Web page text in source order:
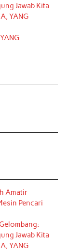
Jawab Kita
YANG
Amatir
Pencari
Jawab Kita
YANG